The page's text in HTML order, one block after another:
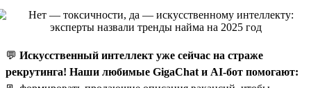
💬 Искусственный интеллект уже сейчас на страже
рекрутинга! Наши любимые GigaChat и AI-бот помогают: